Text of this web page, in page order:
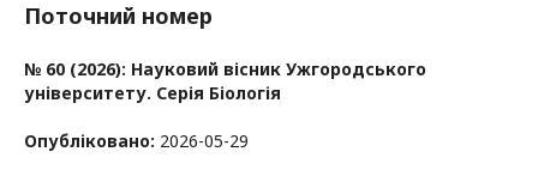
Поточний номер
№ 60 (2026): Науковий вісник Ужгородського
університету. Серія Біологія
Опубліковано: 2026-05-29